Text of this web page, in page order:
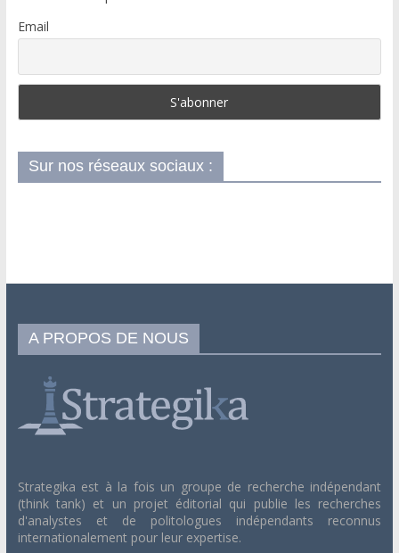
Email
Sur nos réseaux sociaux :
A PROPOS DE NOUS
Strategika est à la fois un groupe de recherche indépendant
(think tank) et un projet éditorial qui publie les recherches
d'analystes et de politologues indépendants reconnus
internationalement pour leur expertise.